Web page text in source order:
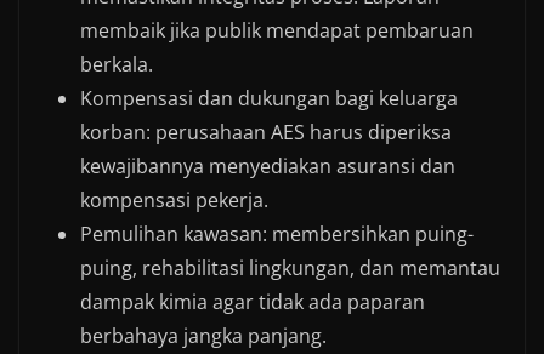
membaik jika publik mendapat pembaruan
berkala.
Kompensasi dan dukungan bagi keluarga
korban: perusahaan AES harus diperiksa
kewajibannya menyediakan asuransi dan
kompensasi pekerja.
Pemulihan kawasan: membersihkan puing-
puing, rehabilitasi lingkungan, dan memantau
dampak kimia agar tidak ada paparan
berbahaya jangka panjang.